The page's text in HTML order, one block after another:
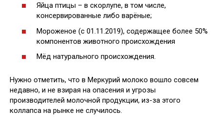
Яйца птицы – в скорлупе, в том числе,
консервированные либо варёные;
Мороженое (с 01.11.2019), содержащее более 50%
компонентов животного происхождения
Мёд натурального происхождения.
Нужно отметить, что в Меркурий молоко вошло совсем
недавно, и не взирая на опасения и угрозы
производителей молочной продукции, из-за этого
коллапса на рынке не случилось.